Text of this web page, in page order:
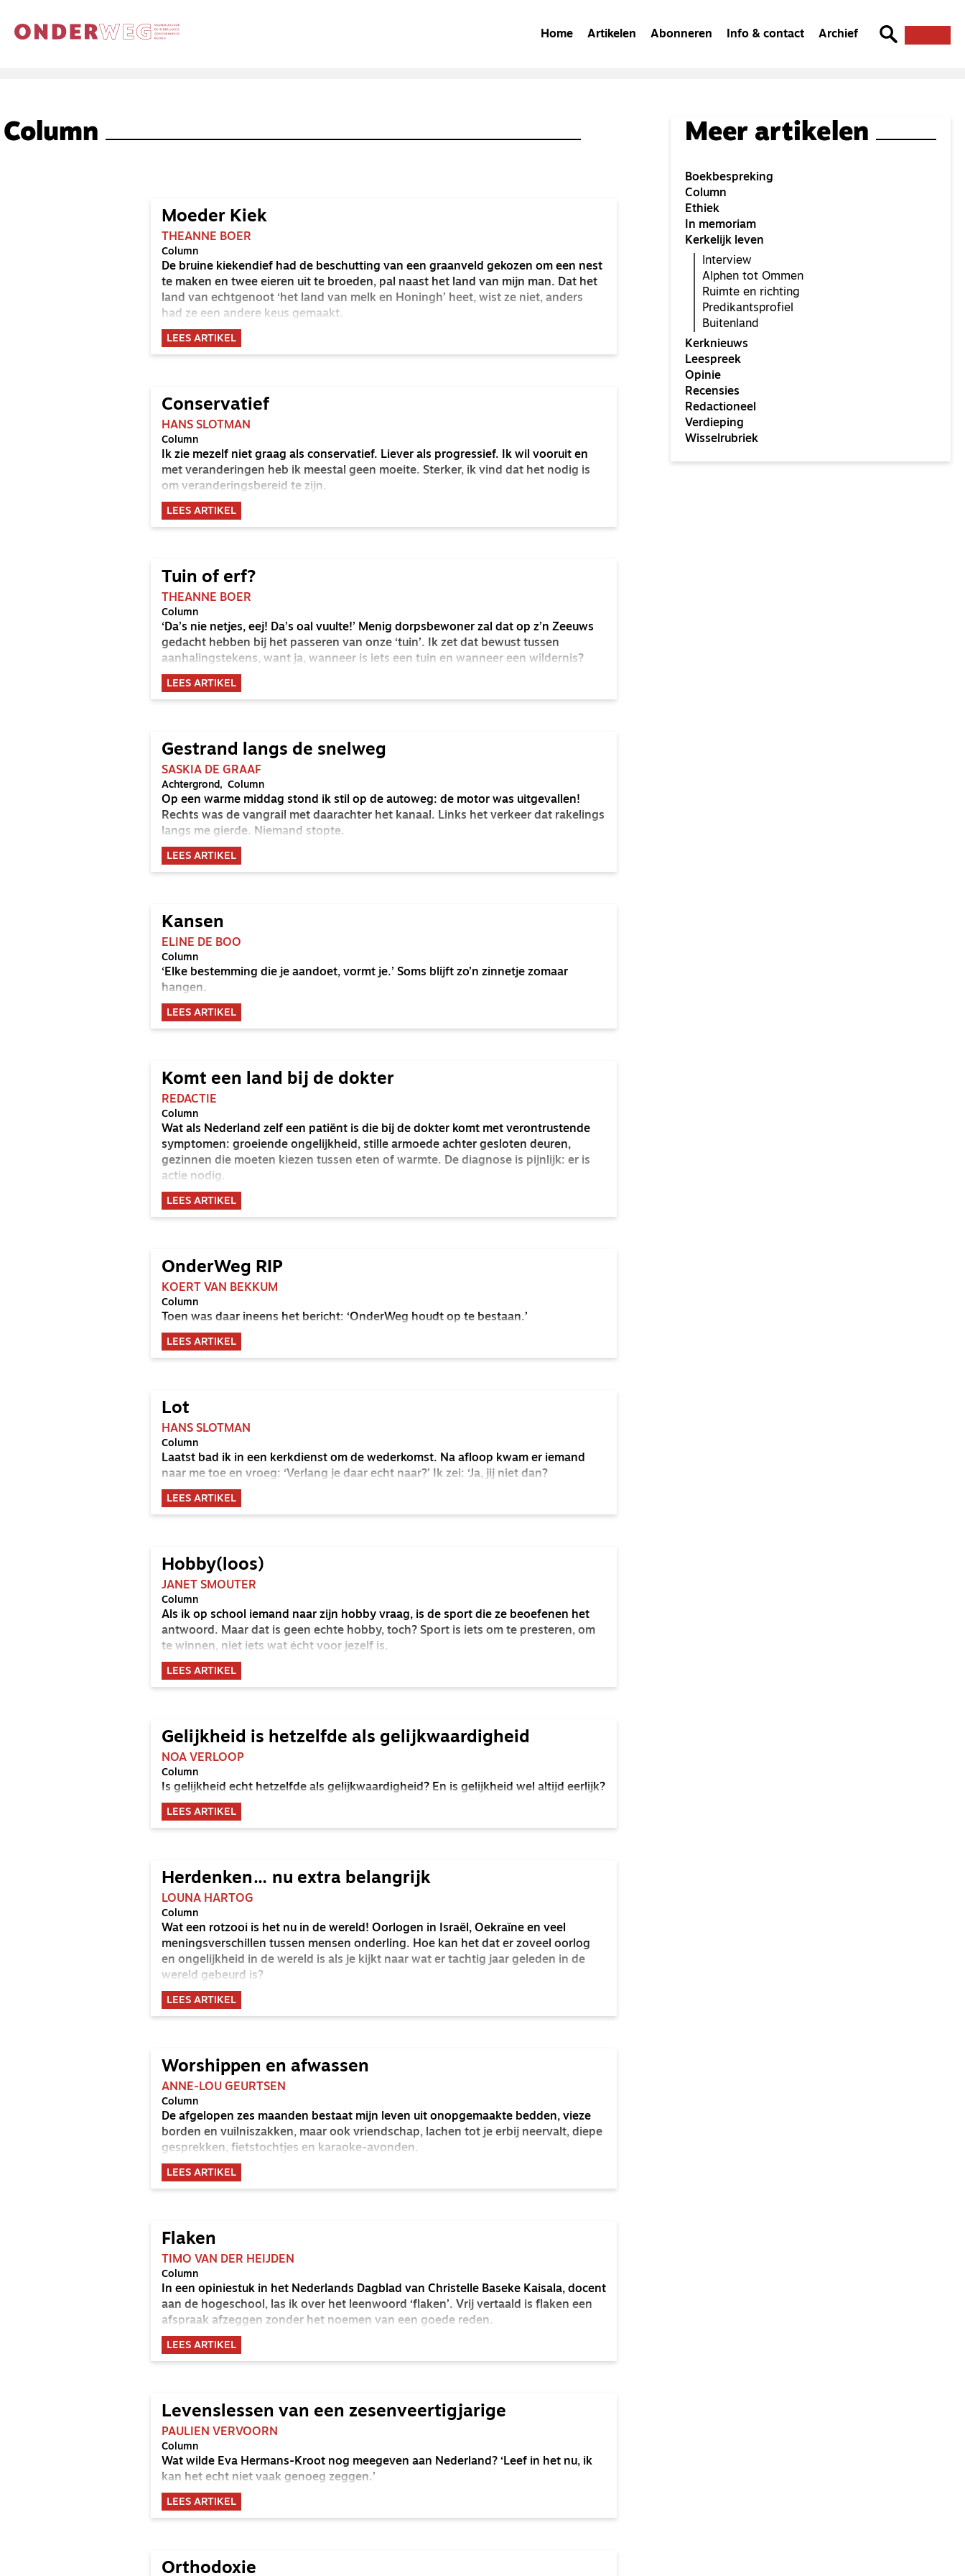
Home Artikelen Abonneren Info & contact Archief
Column
Moeder Kiek
THEANNE BOER
Column
De bruine kiekendief had de beschutting van een graanveld gekozen om een nest
te maken en twee eieren uit te broeden, pal naast het land van mijn man. Dat het
land van echtgenoot ‘het land van melk en Honingh’ heet, wist ze niet, anders
had ze een andere keus gemaakt.
LEES ARTIKEL
Conservatief
HANS SLOTMAN
Column
Ik zie mezelf niet graag als conservatief. Liever als progressief. Ik wil vooruit en
met veranderingen heb ik meestal geen moeite. Sterker, ik vind dat het nodig is
om veranderingsbereid te zijn.
LEES ARTIKEL
Tuin of erf?
THEANNE BOER
Column
‘Da’s nie netjes, eej! Da’s oal vuulte!’ Menig dorpsbewoner zal dat op z’n Zeeuws
gedacht hebben bij het passeren van onze ‘tuin’. Ik zet dat bewust tussen
aanhalingstekens, want ja, wanneer is iets een tuin en wanneer een wildernis?
LEES ARTIKEL
Gestrand langs de snelweg
SASKIA DE GRAAF
Achtergrond Column
Op een warme middag stond ik stil op de autoweg: de motor was uitgevallen!
Rechts was de vangrail met daarachter het kanaal. Links het verkeer dat rakelings
langs me gierde. Niemand stopte.
LEES ARTIKEL
Kansen
ELINE DE BOO
Column
‘Elke bestemming die je aandoet, vormt je.’ Soms blijft zo’n zinnetje zomaar
hangen.
LEES ARTIKEL
Komt een land bij de dokter
REDACTIE
Column
Wat als Nederland zelf een patiënt is die bij de dokter komt met verontrustende
symptomen: groeiende ongelijkheid, stille armoede achter gesloten deuren,
gezinnen die moeten kiezen tussen eten of warmte. De diagnose is pijnlijk: er is
actie nodig.
LEES ARTIKEL
OnderWeg RIP
KOERT VAN BEKKUM
Column
Toen was daar ineens het bericht: ‘OnderWeg houdt op te bestaan.’
LEES ARTIKEL
Lot
HANS SLOTMAN
Column
Laatst bad ik in een kerkdienst om de wederkomst. Na afloop kwam er iemand
naar me toe en vroeg: ‘Verlang je daar echt naar?’ Ik zei: ‘Ja, jij niet dan?
LEES ARTIKEL
Hobby(loos)
JANET SMOUTER
Column
Als ik op school iemand naar zijn hobby vraag, is de sport die ze beoefenen het
antwoord. Maar dat is geen echte hobby, toch? Sport is iets om te presteren, om
te winnen, niet iets wat écht voor jezelf is.
LEES ARTIKEL
Gelijkheid is hetzelfde als gelijkwaardigheid
NOA VERLOOP
Column
Is gelijkheid echt hetzelfde als gelijkwaardigheid? En is gelijkheid wel altijd eerlijk?
LEES ARTIKEL
Herdenken… nu extra belangrijk
LOUNA HARTOG
Column
Wat een rotzooi is het nu in de wereld! Oorlogen in Israël, Oekraïne en veel
meningsverschillen tussen mensen onderling. Hoe kan het dat er zoveel oorlog
en ongelijkheid in de wereld is als je kijkt naar wat er tachtig jaar geleden in de
wereld gebeurd is?
LEES ARTIKEL
Worshippen en afwassen
ANNE-LOU GEURTSEN
Column
De afgelopen zes maanden bestaat mijn leven uit onopgemaakte bedden, vieze
borden en vuilniszakken, maar ook vriendschap, lachen tot je erbij neervalt, diepe
gesprekken, fietstochtjes en karaoke-avonden.
LEES ARTIKEL
Flaken
TIMO VAN DER HEIJDEN
Column
In een opiniestuk in het Nederlands Dagblad van Christelle Baseke Kaisala, docent
aan de hogeschool, las ik over het leenwoord ‘flaken’. Vrij vertaald is flaken een
afspraak afzeggen zonder het noemen van een goede reden.
LEES ARTIKEL
Levenslessen van een zesenveertigjarige
PAULIEN VERVOORN
Column
Wat wilde Eva Hermans-Kroot nog meegeven aan Nederland? ‘Leef in het nu, ik
kan het echt niet vaak genoeg zeggen.’
LEES ARTIKEL
Orthodoxie
Meer artikelen
Boekbespreking
Column
Ethiek
In memoriam
Kerkelijk leven
Interview
Alphen tot Ommen
Ruimte en richting
Predikantsprofiel
Buitenland
Kerknieuws
Leespreek
Opinie
Recensies
Redactioneel
Verdieping
Wisselrubriek